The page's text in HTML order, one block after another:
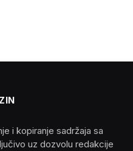
i kopiranje sadržaja sa
uz dozvolu redakcije